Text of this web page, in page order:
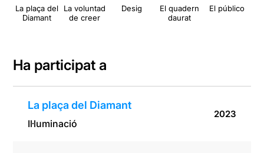
La plaça del
Diamant
La voluntad
de creer
Desig
El quadern
daurat
El público
Ha participat a
La plaça del Diamant
Il·luminació
2023